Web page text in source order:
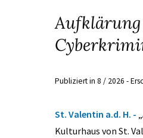
Publiziert in 8 / 2026 -
St. Valentin a.d. H. -
Kulturhaus von St.